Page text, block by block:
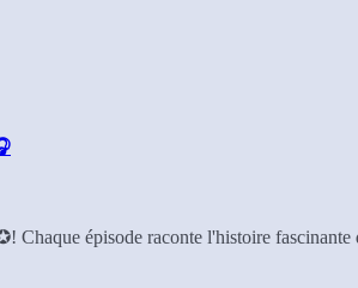
Chaque épisode raconte l'histoire